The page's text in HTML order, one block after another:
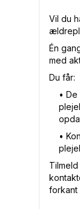
Vil du
Én
med
Du får:
•⁠
•⁠
forkant